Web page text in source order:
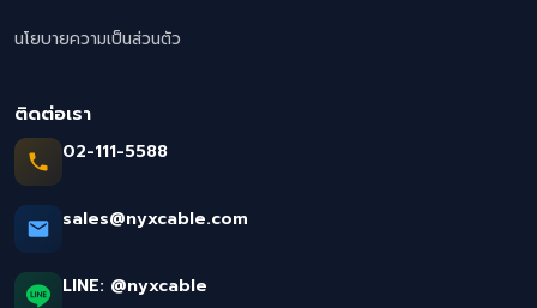
นโยบายความเป็นส่วนตัว
ติดต่อเรา
02-111-5588
sales@nyxcable.com
LINE: @nyxcable